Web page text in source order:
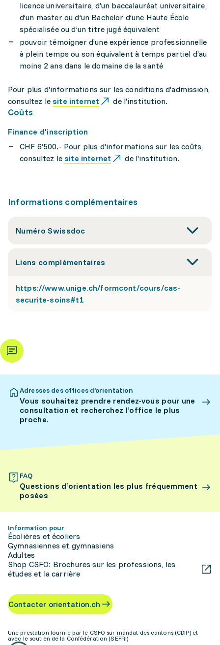
licence universitaire, d’un baccalauréat universitaire,
d’un master ou d’un Bachelor d’une Haute École
spécialisée ou d’un titre jugé équivalent
pouvoir témoigner d’une expérience professionnelle
à plein temps ou son équivalent à temps partiel d’au
moins 2 ans dans le domaine de la santé
Pour plus d'informations sur les conditions d'admission,
consultez le site internet de l'institution.
Coûts
Finance d'inscription
CHF 6’500.- Pour plus d'informations sur les coûts,
consultez le site internet de l'institution.
Informations complémentaires
Numéro Swissdoc
Liens complémentaires
https://www.unige.ch/formcont/cours/cas-
securite-soins#t1
Adresses des offices d’orientation
Vous souhaitez prendre rendez-vous pour une
consultation et recherchez l’office le plus
proche.
FAQ
Questions d’orientation les plus fréquemment
posées
Information pour
Écolières et écoliers
Gymnasiennes et gymnasiens
Adultes
Shop CSFO: Brochures sur les professions, les
études et la carrière
Contacter orientation.ch
Une prestation fournie par le CSFO sur mandat des cantons (CDIP) et
avec le soutien de la Confédération (SEFRI)